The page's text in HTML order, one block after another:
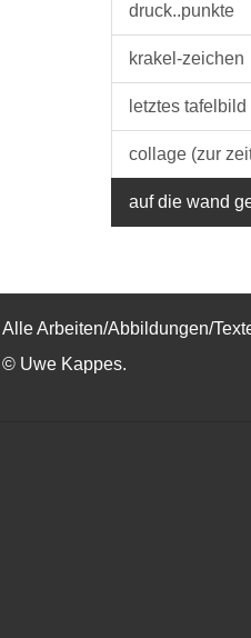
druck..punkte
krakel-zeichen
letztes tafelbild
collage (zur
auf die wand
Alle Arbeiten/Abbildungen/
© Uwe Kappes.